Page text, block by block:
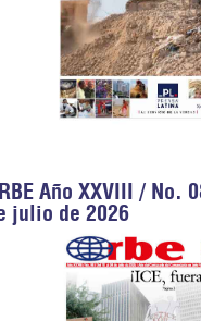
Año XXVIII / No.
julio de 2026